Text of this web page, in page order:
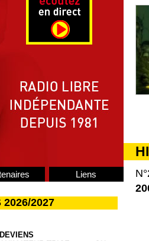
Liens
2026/2027
DEVIENS